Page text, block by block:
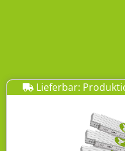
Lieferbar: